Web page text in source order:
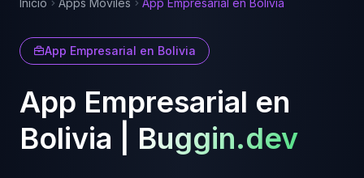
App Empresarial en Bolivia
App Empresarial en
Bolivia
Buggin.dev